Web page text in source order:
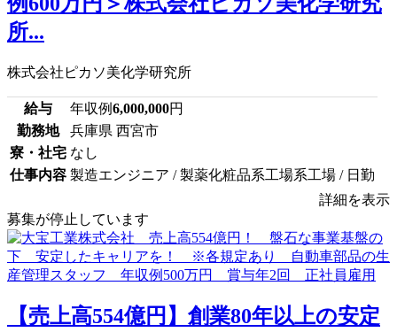
所...
株式会社ピカソ美化学研究所
給与 年収例6,000,000円
勤務地
兵庫県 西宮市
寮・社宅 なし
仕事内容 製造エンジニア / 製薬化粧品系工場系工場 / 日勤
詳細を表示
募集が停止しています
【売上高554億円】創業80年以上の安定